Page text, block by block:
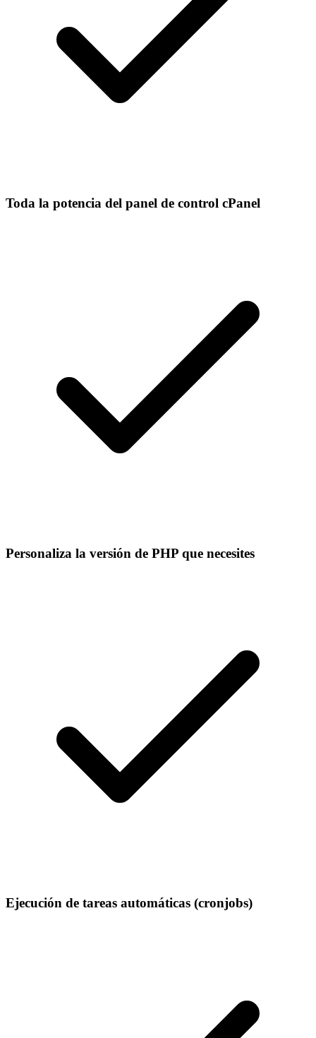
Toda la potencia del panel de control cPanel
Personaliza la versión de PHP que necesites
Ejecución de tareas automáticas (cronjobs)